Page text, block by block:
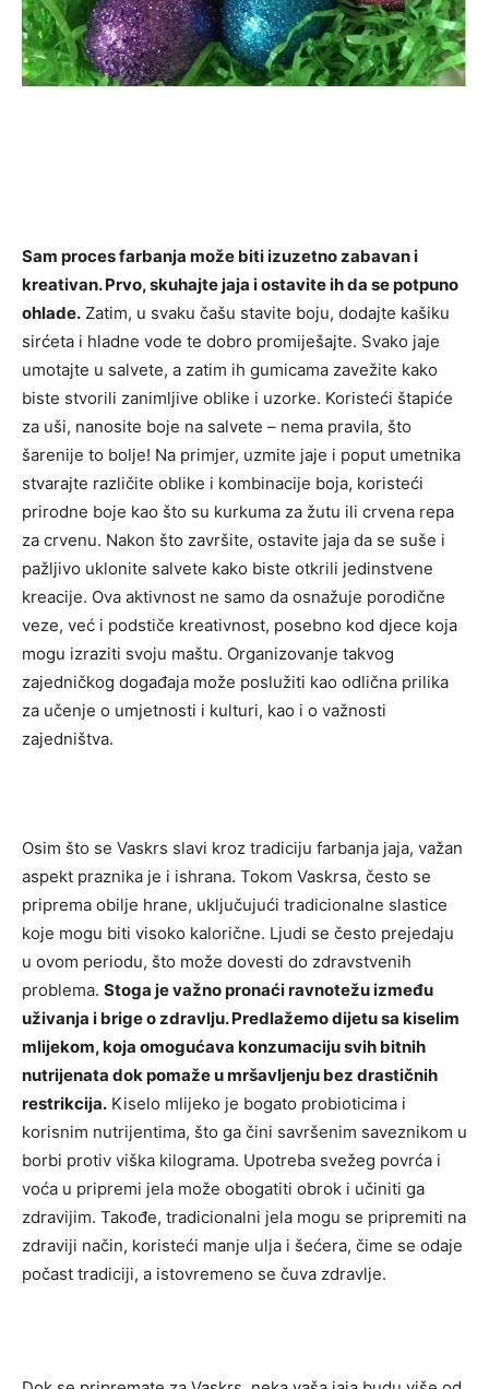
Sam proces farbanja može biti izuzetno zabavan i
kreativan. Prvo, skuhajte jaja i ostavite ih da se potpuno
ohlade. Zatim, u svaku čašu stavite boju, dodajte kašiku
sirćeta i hladne vode te dobro promiješajte. Svako jaje
umotajte u salvete, a zatim ih gumicama zavežite kako
biste stvorili zanimljive oblike i uzorke. Koristeći štapiće
za uši, nanosite boje na salvete – nema pravila, što
šarenije to bolje! Na primjer, uzmite jaje i poput umetnika
stvarajte različite oblike i kombinacije boja, koristeći
prirodne boje kao što su kurkuma za žutu ili crvena repa
za crvenu. Nakon što završite, ostavite jaja da se suše i
pažljivo uklonite salvete kako biste otkrili jedinstvene
kreacije. Ova aktivnost ne samo da osnažuje porodične
veze, već i podstiče kreativnost, posebno kod djece koja
mogu izraziti svoju maštu. Organizovanje takvog
zajedničkog događaja može poslužiti kao odlična prilika
za učenje o umjetnosti i kulturi, kao i o važnosti
zajedništva.
Osim što se Vaskrs slavi kroz tradiciju farbanja jaja, važan
aspekt praznika je i ishrana. Tokom Vaskrsa, često se
priprema obilje hrane, uključujući tradicionalne slastice
koje mogu biti visoko kalorične. Ljudi se često prejedaju
u ovom periodu, što može dovesti do zdravstvenih
problema. Stoga je važno pronaći ravnotežu između
uživanja i brige o zdravlju. Predlažemo dijetu sa kiselim
mlijekom, koja omogućava konzumaciju svih bitnih
nutrijenata dok pomaže u mršavljenju bez drastičnih
restrikcija. Kiselo mlijeko je bogato probioticima i
korisnim nutrijentima, što ga čini savršenim saveznikom u
borbi protiv viška kilograma. Upotreba svežeg povrća i
voća u pripremi jela može obogatiti obrok i učiniti ga
zdravijim. Takođe, tradicionalni jela mogu se pripremiti na
zdraviji način, koristeći manje ulja i šećera, čime se odaje
počast tradiciji, a istovremeno se čuva zdravlje.